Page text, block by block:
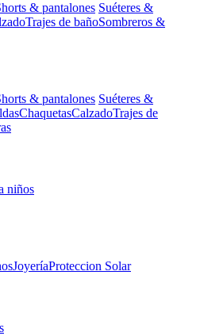
& pantalones Suéteres &
Trajes de bañoSombreros &
& pantalones Suéteres &
ChaquetasCalzadoTrajes de
niños
JoyeríaProteccion Solar